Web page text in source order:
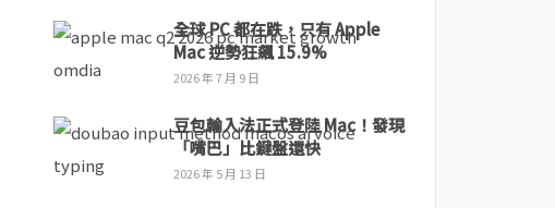
全球 PC 都在跌，只有 Apple
Mac 逆勢狂飆 15.9%
2026 年 7 月 9 日
豆包輸入法正式登陸 Mac！發現
「嘴巴」比鍵盤還快
2026 年 5 月 13 日